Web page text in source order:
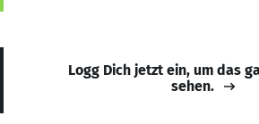
Logg Dich jetzt ein, um das
sehen.